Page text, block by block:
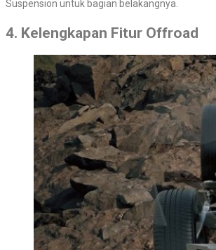
Suspension untuk bagian belakangnya.
4. Kelengkapan Fitur Offroad